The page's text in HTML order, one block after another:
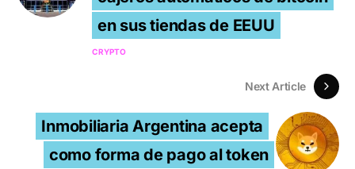
en sus tiendas de EEUU
CRYPTO
Next Article
Inmobiliaria Argentina acepta
como forma de pago al token